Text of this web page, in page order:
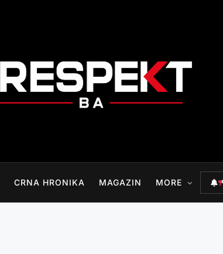
CRNA HRONIKA MAGAZIN MORE